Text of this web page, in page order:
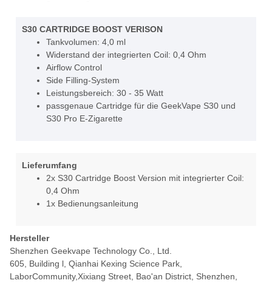
S30 CARTRIDGE BOOST VERISON
Tankvolumen: 4,0 ml
Widerstand der integrierten Coil: 0,4 Ohm
Airflow Control
Side Filling-System
Leistungsbereich: 30 - 35 Watt
passgenaue Cartridge für die GeekVape S30 und
S30 Pro E-Zigarette
Lieferumfang
2x S30 Cartridge Boost Version mit integrierter Coil:
0,4 Ohm
1x Bedienungsanleitung
Hersteller
Shenzhen Geekvape Technology Co., Ltd.
605, Building l, Qianhai Kexing Science Park,
LaborCommunity,Xixiang Street, Bao'an District, Shenzhen,